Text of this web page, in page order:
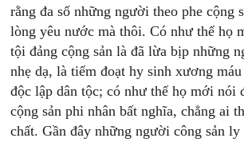
rằng đa số những người theo phe cộng
lòng yêu nước mà thôi. Có như thế họ
tội đảng cộng sản là đã lừa bịp những
nhẹ dạ, là tiếm đoạt hy sinh xương
độc lập dân tộc; có như thế họ mới nói
cộng sản phi nhân bất nghĩa, chẳng ai
chất. Gần đây những người công sản